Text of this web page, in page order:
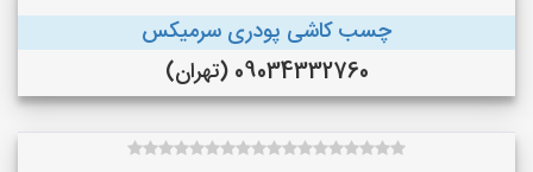
چسب کاشی پودری سرمیکس
09034332760 (تهران)